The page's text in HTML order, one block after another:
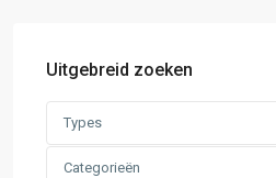
Uitgebreid zoeken
Types
Categorieën